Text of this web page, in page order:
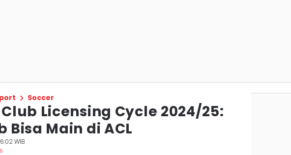
Soccer
Licensing Cycle 2024/25:
Bisa Main di ACL
WIB